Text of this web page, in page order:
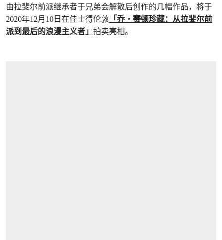
由拉斐尔前派继承者于兄弟会解散后创作的几幅作品，将于
2020年12月10日在佳士得伦敦 「乔・赛顿珍藏：从拉斐尔前
派到最后的浪漫主义者」 拍卖亮相。